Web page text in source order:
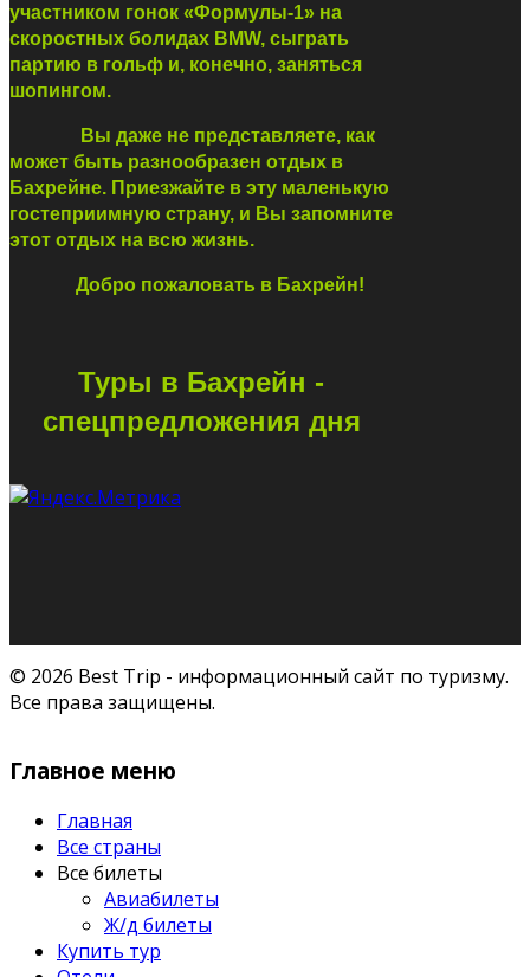
участником гонок «Формулы-1» на
скоростных болидах BMW, сыграть
партию в гольф и, конечно, заняться
шопингом.
Вы даже не представляете, как
может быть разнообразен отдых в
Бахрейне. Приезжайте в эту маленькую
гостеприимную страну, и Вы запомните
этот отдых на всю жизнь.
Добро пожаловать в Бахрейн!
Туры в Бахрейн -
спецпредложения дня
© 2026 Best Trip - информационный сайт по туризму.
Все права защищены.
Главное меню
Главная
Все страны
Все билеты
Авиабилеты
Ж/д билеты
Купить тур